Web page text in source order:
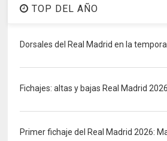
TOP DEL AÑO
Dorsales del Real Madrid en la
Fichajes: altas y bajas Real Madrid
Primer fichaje del Real Madrid 2026: